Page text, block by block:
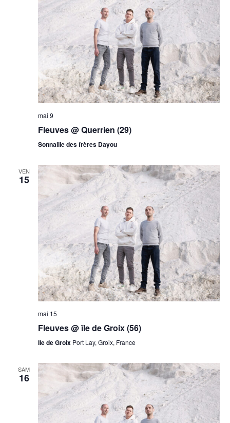
mai 9
Fleuves @ Querrien (29)
Sonnaille des frères Dayou
VEN
15
mai 15
Fleuves @ île de Groix (56)
Ile de Groix Port Lay, Groix, France
SAM
16